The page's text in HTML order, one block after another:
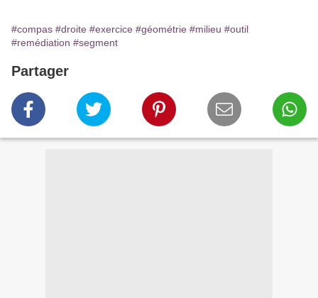
#compas #droite #exercice #géométrie #milieu #outil
#remédiation #segment
Partager